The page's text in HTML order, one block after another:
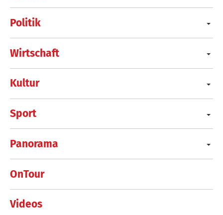
Politik
Wirtschaft
Kultur
Sport
Panorama
OnTour
Videos